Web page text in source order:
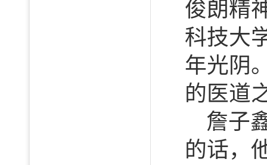
俊朗精
科技大
年光阴
的医道
詹子
的话，